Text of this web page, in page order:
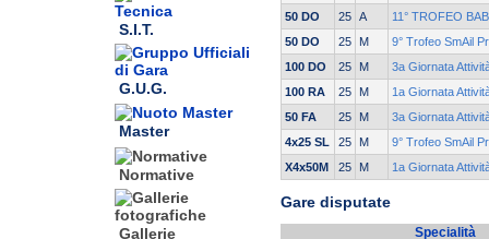
S.I.T.
G.U.G.
Master
Normative
Gallerie
50 DO
25 A
11° TROFEO
50 DO
25 M
9° Trofeo SmAil
100 DO
25 M
3a Giornata
100 RA
25 M
1a Giornata
50 FA
25 M
3a Giornata
4x25 SL
25 M
9° Trofeo SmAil
X4x50M
25 M 1a Giornata
Gare disputate
Specialità